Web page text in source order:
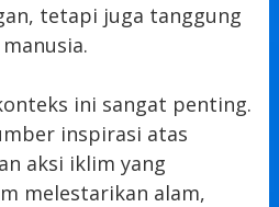
tetapi juga tanggung
ini sangat penting.
inspirasi atas
aksi iklim yang
melestarikan alam,